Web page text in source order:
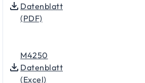
Datenblatt
(PDF)
M4250
Datenblatt
(Excel)